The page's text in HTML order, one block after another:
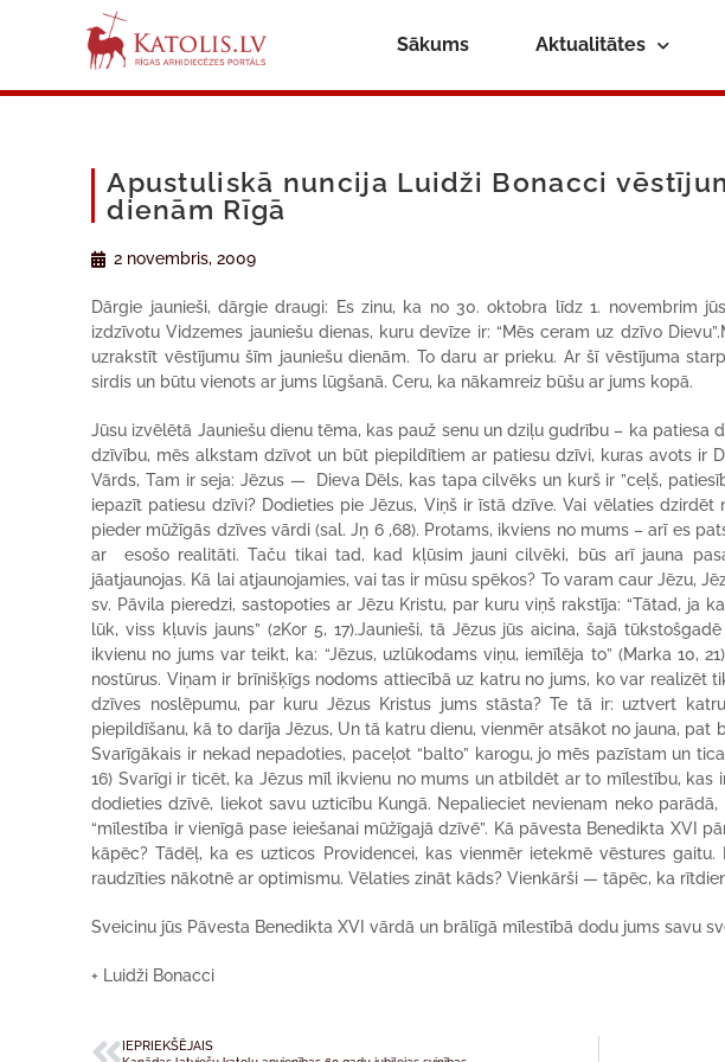
Sākums Aktualitātes
Apustuliskā nuncija Luidži Bonacci
dienām Rīgā
2 novembris, 2009
Dārgie jaunieši, dārgie draugi: Es zinu, ka no 30. oktobra līdz 1. novembrim
izdzīvotu Vidzemes jauniešu dienas, kuru devīze ir: “Mēs ceram uz dzīvo
uzrakstīt vēstījumu šīm jauniešu dienām. To daru ar prieku. Ar šī vēstījuma
sirdis un būtu vienots ar jums lūgšanā. Ceru, ka nākamreiz būšu ar jums kopā.
Jūsu izvēlētā Jauniešu dienu tēma, kas pauž senu un dziļu gudrību – ka patiesa
dzīvību, mēs alkstam dzīvot un būt piepildītiem ar patiesu dzīvi, kuras avots ir
Vārds, Tam ir seja: Jēzus — Dieva Dēls, kas tapa cilvēks un kurš ir ”ceļš,
iepazīt patiesu dzīvi? Dodieties pie Jēzus, Viņš ir īstā dzīve. Vai vēlaties
pieder mūžīgās dzīves vārdi (sal. Jņ 6 ,68). Protams, ikviens no mums – arī es
ar esošo realitāti. Taču tikai tad, kad kļūsim jauni cilvēki, būs arī jauna
jāatjaunojas. Kā lai atjaunojamies, vai tas ir mūsu spēkos? To varam caur Jēzu,
sv. Pāvila pieredzi, sastopoties ar Jēzu Kristu, par kuru viņš rakstīja: “Tātad, ja
lūk, viss kļuvis jauns” (2Kor 5, 17).Jaunieši, tā Jēzus jūs aicina, šajā
ikvienu no jums var teikt, ka: “Jēzus, uzlūkodams viņu, iemīlēja to” (Marka 10,
nostūrus. Viņam ir brīnišķīgs nodoms attiecībā uz katru no jums, ko var realizēt
dzīves noslēpumu, par kuru Jēzus Kristus jums stāsta? Te tā ir: uztvert
piepildīšanu, kā to darīja Jēzus, Un tā katru dienu, vienmēr atsākot no jauna, pat
Svarīgākais ir nekad nepadoties, paceļot “balto” karogu, jo mēs pazīstam un
16) Svarīgi ir ticēt, ka Jēzus mīl ikvienu no mums un atbildēt ar to mīlestību, kas
dodieties dzīvē, liekot savu uzticību Kungā. Nepalieciet nevienam neko
“mīlestība ir vienīgā pase ieiešanai mūžīgajā dzīvē”. Kā pāvesta Benedikta XVI
kāpēc? Tādēļ, ka es uzticos Providencei, kas vienmēr ietekmē vēstures
raudzīties nākotnē ar optimismu. Vēlaties zināt kāds? Vienkārši — tāpēc, ka
Sveicinu jūs Pāvesta Benedikta XVI vārdā un brālīgā mīlestībā dodu jums savu
+ Luidži Bonacci
IEPRIEKŠĒJAIS